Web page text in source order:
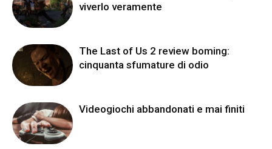
viverlo veramente
The Last of Us 2 review boming:
cinquanta sfumature di odio
Videogiochi abbandonati e mai finiti